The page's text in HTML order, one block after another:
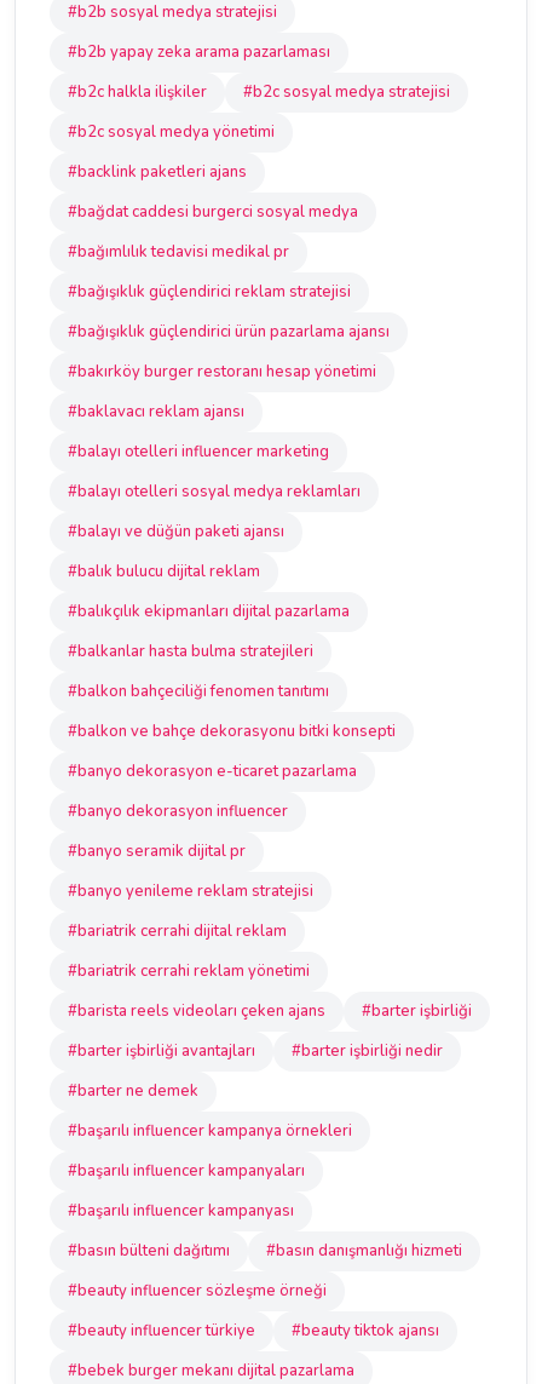
#b2b sosyal medya stratejisi
#b2b yapay zeka arama pazarlaması
#b2c halkla ilişkiler
#b2c sosyal medya stratejisi
#b2c sosyal medya yönetimi
#backlink paketleri ajans
#bağdat caddesi burgerci sosyal medya
#bağımlılık tedavisi medikal pr
#bağışıklık güçlendirici reklam stratejisi
#bağışıklık güçlendirici ürün pazarlama ajansı
#bakırköy burger restoranı hesap yönetimi
#baklavacı reklam ajansı
#balayı otelleri influencer marketing
#balayı otelleri sosyal medya reklamları
#balayı ve düğün paketi ajansı
#balık bulucu dijital reklam
#balıkçılık ekipmanları dijital pazarlama
#balkanlar hasta bulma stratejileri
#balkon bahçeciliği fenomen tanıtımı
#balkon ve bahçe dekorasyonu bitki konsepti
#banyo dekorasyon e-ticaret pazarlama
#banyo dekorasyon influencer
#banyo seramik dijital pr
#banyo yenileme reklam stratejisi
#bariatrik cerrahi dijital reklam
#bariatrik cerrahi reklam yönetimi
#barista reels videoları çeken ajans
#barter işbirliği
#barter işbirliği avantajları
#barter işbirliği nedir
#barter ne demek
#başarılı influencer kampanya örnekleri
#başarılı influencer kampanyaları
#başarılı influencer kampanyası
#basın bülteni dağıtımı
#basın danışmanlığı hizmeti
#beauty influencer sözleşme örneği
#beauty influencer türkiye
#beauty tiktok ajansı
#bebek burger mekanı dijital pazarlama